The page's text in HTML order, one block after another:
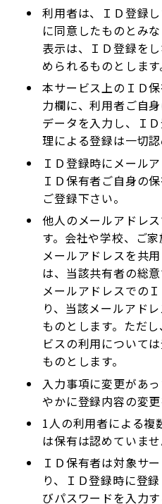
利用者は、ＩＤ登録
に同意したものとみ
表示は、ＩＤ登録を
められるものとします
本サービス上のＩＤ
力欄に、利用者ご自
データを入力し、Ｉ
理による登録は一切認
ＩＤ登録時にメール
ＩＤ保有者ご自身の
ご登録下さい。
他人のメールアドレ
す。会社や学校、ご
メールアドレスを共
は、当該共有者の総
メールアドレスでの
り、当該メールアド
ものとします。ただ
ビスの利用について
ものとします。
入力事項に変更があ
やかに登録内容の変更
1人の利用者による複
は保有は認めていませ
ＩＤ保有者は対象サ
り、ＩＤ登録時に登
びパスワードを入力